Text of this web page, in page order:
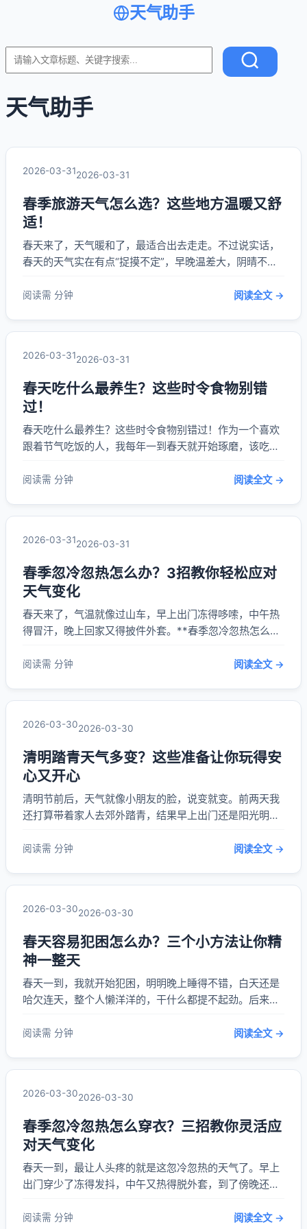
天气助手
天气助手
2026-03-312026-03-31
春季旅游天气怎么选？这些地方温暖又舒
适！
春天来了，天气暖和了，最适合出去走走。不过说实话，
春天的天气实在有点“捉摸不定”，早晚温差大，阴晴不
方温暖又舒适！** 这几年我跑了不少地方，总结出一些经
阅读需 分钟 阅读全文 →
2026-03-312026-03-31
春天吃什么最养生？这些时令食物别错
过！
春天吃什么最养生？这些时令食物别错过！作为一个喜欢
跟着节气吃饭的人，我每年一到春天就开始琢磨，该吃点
来，这时候吃对了东西，不仅能增强体质，还能预防一些
阅读需 分钟 阅读全文 →
2026-03-312026-03-31
春季忽冷忽热怎么办？3招教你轻松应对
天气变化
春天来了，气温就像过山车，早上出门冻得哆嗦，中午热
得冒汗，晚上回家又得披件外套。**春季忽冷忽热怎么办
穿得刚刚好，身体也舒服多了。 第一招，穿衣要“洋葱
阅读需 分钟 阅读全文 →
2026-03-302026-03-30
清明踏青天气多变？这些准备让你玩得安
心又开心
清明节前后，天气就像小朋友的脸，说变就变。前两天我
还打算带着家人去郊外踏青，结果早上出门还是阳光明
出行可就泡汤了。 清明时节气温变化大，早晚温差明显，
阅读需 分钟 阅读全文 →
2026-03-302026-03-30
春天容易犯困怎么办？三个小方法让你精
神一整天
春天一到，我就开始犯困，明明晚上睡得不错，白天还是
哈欠连天，整个人懒洋洋的，干什么都提不起劲。后来我
困扰。 **春天容易犯困怎么办**？我自己试过不少方法，
阅读需 分钟 阅读全文 →
2026-03-302026-03-30
春季忽冷忽热怎么穿衣？三招教你灵活应
对天气变化
春天一到，最让人头疼的就是这忽冷忽热的天气了。早上
出门穿少了冻得发抖，中午又热得脱外套，到了傍晚还得
了好几年，才总结出几个特别实用的小技巧。 第一招就是
阅读需 分钟 阅读全文 →